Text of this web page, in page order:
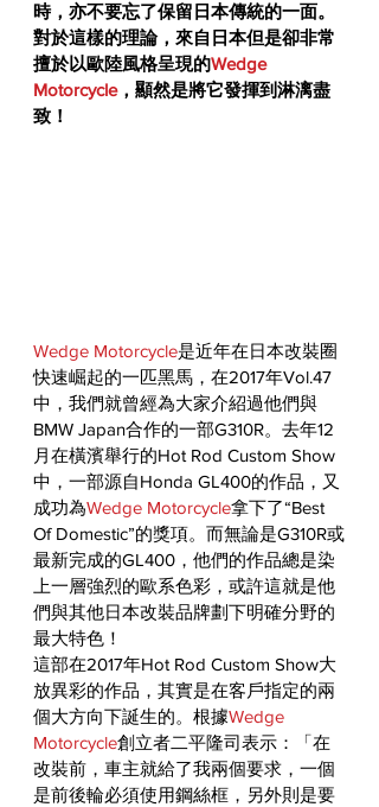
時，亦不要忘了保留日本傳統的一面。
對於這樣的理論，來自日本但是卻非常
擅於以歐陸風格呈現的Wedge
Motorcycle，顯然是將它發揮到淋漓盡
致！
Wedge Motorcycle是近年在日本改裝圈
快速崛起的一匹黑馬，在2017年Vol.47
中，我們就曾經為大家介紹過他們與
BMW Japan合作的一部G310R。去年12
月在橫濱舉行的Hot Rod Custom Show
中，一部源自Honda GL400的作品，又
成功為Wedge Motorcycle拿下了“Best
Of Domestic”的獎項。而無論是G310R或
最新完成的GL400，他們的作品總是染
上一層強烈的歐系色彩，或許這就是他
們與其他日本改裝品牌劃下明確分野的
最大特色！
這部在2017年Hot Rod Custom Show大
放異彩的作品，其實是在客戶指定的兩
個大方向下誕生的。根據Wedge
Motorcycle創立者二平隆司表示：「在
改裝前，車主就給了我兩個要求，一個
是前後輪必須使用鋼絲框，另外則是要